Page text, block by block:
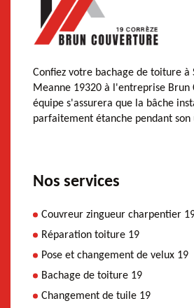
Confiez votre bachage de toiture à
Meanne 19320 à l'entreprise Brun
équipe s'assurera que la bâche
parfaitement étanche pendant son
Nos services
Couvreur zingueur charpentier
Réparation toiture 19
Pose et changement de velux 19
Bachage de toiture 19
Changement de tuile 19